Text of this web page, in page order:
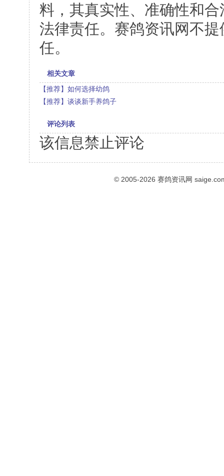
料，其真实性、准确性和
法律责任。赛鸽资讯网不
任。
相关文章
【推荐】如何选择幼鸽
【推荐】谈谈新手养鸽子
评论列表
该信息禁止评论
© 2005-2026 赛鸽资讯网